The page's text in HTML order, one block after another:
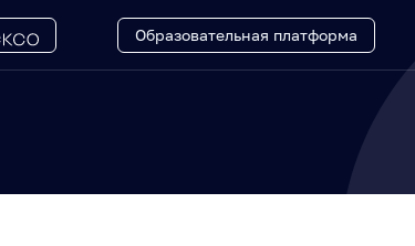
Образовательная платформа